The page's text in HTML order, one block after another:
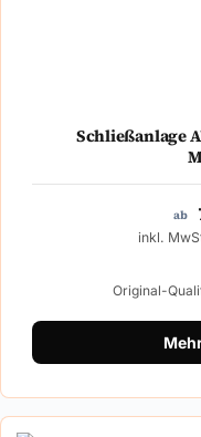
Schließanlage
ab
inkl.
Original-